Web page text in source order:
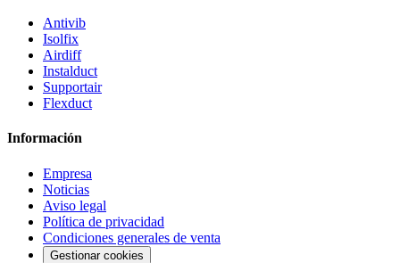
Antivib
Isolfix
Airdiff
Instalduct
Supportair
Flexduct
Información
Empresa
Noticias
Aviso legal
Política de privacidad
Condiciones generales de venta
Gestionar cookies